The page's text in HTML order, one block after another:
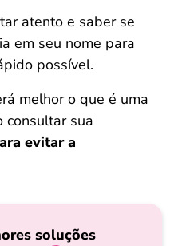
atento e saber se
em seu nome para
possível.
melhor o que é uma
consultar sua
evitar a
soluções